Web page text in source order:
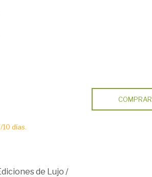
10 días.
COMPRAR
de Lujo /